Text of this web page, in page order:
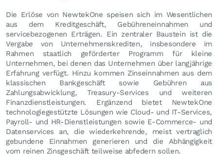
Die Erlöse von NewtekOne speisen sich im Wesentlichen
aus dem Kreditgeschäft, Gebühreneinnahmen und
servicebezogenen Erträgen. Ein zentraler Baustein ist die
Vergabe von Unternehmenskrediten, insbesondere im
Rahmen staatlich geförderter Programm für kleine
Unternehmen, bei denen das Unternehmen über langjährige
Erfahrung verfügt. Hinzu kommen Zinseinnahmen aus dem
klassischen Bankgeschäft sowie Gebühren aus
Zahlungsabwicklung, Treasury-Services und weiteren
Finanzdienstleistungen. Ergänzend bietet NewtekOne
technologiegestützte Lösungen wie Cloud- und IT-Services,
Payroll- und HR-Dienstleistungen sowie E-Commerce- und
Datenservices an, die wiederkehrende, meist vertraglich
gebundene Einnahmen generieren und die Abhängigkeit
vom reinen Zinsgeschäft teilweise abfedern sollen.